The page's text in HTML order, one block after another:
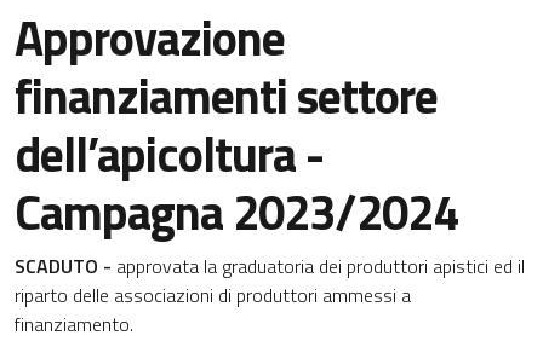
Approvazione
finanziamenti settore
dell’apicoltura -
Campagna 2023/2024
SCADUTO - approvata la graduatoria dei produttori apistici ed il
riparto delle associazioni di produttori ammessi a
finanziamento.